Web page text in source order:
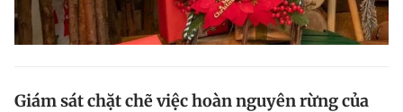
Giám sát chặt chẽ việc hoàn nguyên rừng của